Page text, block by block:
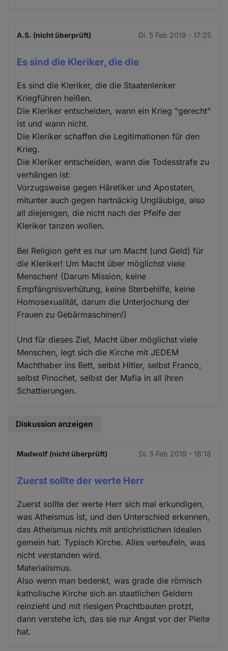
A.S. (nicht überprüft) Di. 5 Feb 2019 - 17:25
Es sind die Kleriker, die die
Es sind die Kleriker, die die Staatenlenker
Kriegführen heißen.
Die Kleriker entscheiden, wann ein Krieg "gerecht"
ist und wann nicht.
Die Kleriker schaffen die Legitimationen für den
Krieg.
Die Kleriker entscheiden, wann die Todesstrafe zu
verhängen ist:
Vorzugsweise gegen Häretiker und Apostaten,
mitunter auch gegen hartnäckig Ungläubige, also
all diejenigen, die nicht nach der Pfeife der
Kleriker tanzen wollen.
Bei Religion geht es nur um Macht (und Geld) für
die Kleriker! Um Macht über möglichst viele
Menschen! (Darum Mission, keine
Empfängnisverhütung, keine Sterbehilfe, keine
Homosexualität, darum die Unterjochung der
Frauen zu Gebärmaschinen!)
Und für dieses Ziel, Macht über möglichst viele
Menschen, legt sich die Kirche mit JEDEM
Machthaber ins Bett, selbst Hitler, selbst Franco,
selbst Pinochet, selbst der Mafia in all ihren
Schattierungen.
Diskussion anzeigen
Madwolf (nicht überprüft) Di. 5 Feb 2019 - 18:18
Zuerst sollte der werte Herr
Zuerst sollte der werte Herr sich mal erkundigen,
was Atheismus ist, und den Unterschied erkennen,
das Atheismus nichts mit antichristlichen Idealen
gemein hat. Typisch Kirche. Alles verteufeln, was
nicht verstanden wird.
Materialismus.
Also wenn man bedenkt, was grade die römisch
katholische Kirche sich an staatlichen Geldern
reinzieht und mit riesigen Prachtbauten protzt,
dann verstehe ich, das sie nur Angst vor der Pleite
hat.